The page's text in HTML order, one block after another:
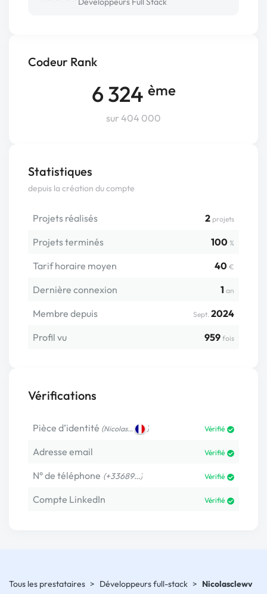
Codeur Rank
6 324 ème
sur 404 000
Statistiques
depuis la création du compte
Projets réalisés 2 projets
Projets terminés 100 %
Tarif horaire moyen 40 €
Dernière connexion 1 an
Membre depuis Sept. 2024
Profil vu
959 fois
Vérifications
Pièce d’identité (Nicolas… ) Vérifié
Adresse email Vérifié
N° de téléphone (+33689…) Vérifié
Compte LinkedIn Vérifié
Tous les prestataires > Développeurs full-stack > Nicolasclewv